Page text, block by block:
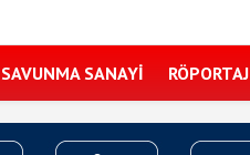
SAVUNMA SANAYI RÖPORTAJ